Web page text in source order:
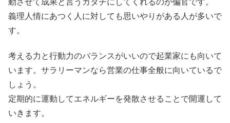
動させて成果と言うカタチにしてくれるのが偏官です。
義理人情にあつく人に対しても思いやりがある人が多いで
す。
考える力と行動力のバランスがいいので起業家にも向いて
います。サラリーマンなら営業の仕事全般に向いているで
しょう。
定期的に運動してエネルギーを発散させることで開運して
いきます。